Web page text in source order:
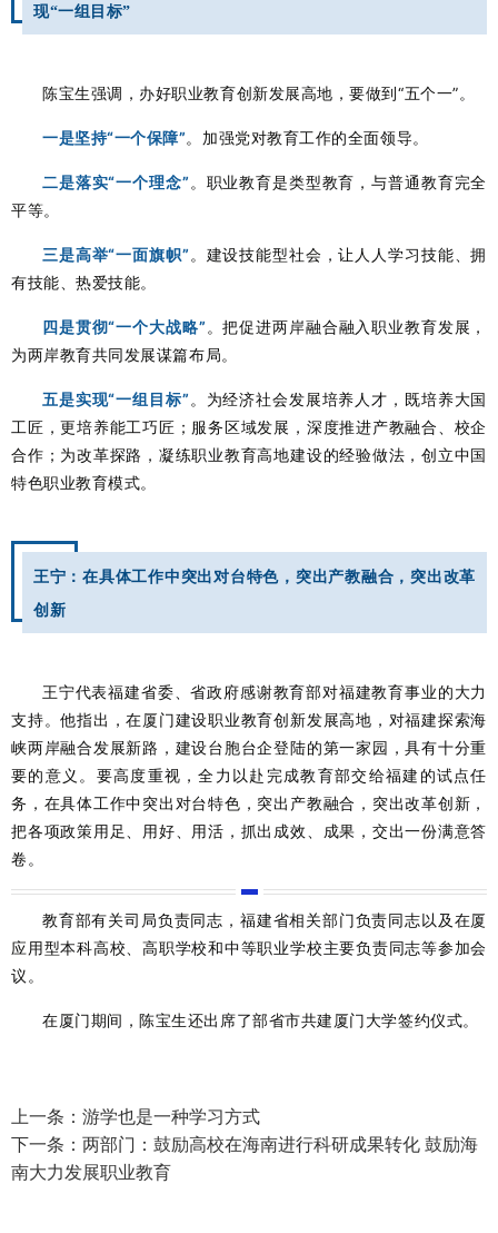
现“一组目标”
陈宝生强调，办好职业教育创新发展高地，要做到“五个一”。
一是坚持“一个保障”。加强党对教育工作的全面领导。
二是落实“一个理念”。职业教育是类型教育，与普通教育完全
平等。
三是高举“一面旗帜”。建设技能型社会，让人人学习技能、拥
有技能、热爱技能。
四是贯彻“一个大战略”。把促进两岸融合融入职业教育发展，
为两岸教育共同发展谋篇布局。
五是实现“一组目标”。为经济社会发展培养人才，既培养大国
工匠，更培养能工巧匠；服务区域发展，深度推进产教融合、校企
合作；为改革探路，凝练职业教育高地建设的经验做法，创立中国
特色职业教育模式。
王宁：在具体工作中突出对台特色，突出产教融合，突出改革
创新
王宁代表福建省委、省政府感谢教育部对福建教育事业的大力
支持。他指出，在厦门建设职业教育创新发展高地，对福建探索海
峡两岸融合发展新路，建设台胞台企登陆的第一家园，具有十分重
要的意义。要高度重视，全力以赴完成教育部交给福建的试点任
务，在具体工作中突出对台特色，突出产教融合，突出改革创新，
把各项政策用足、用好、用活，抓出成效、成果，交出一份满意答
卷。
教育部有关司局负责同志，福建省相关部门负责同志以及在厦
应用型本科高校、高职学校和中等职业学校主要负责同志等参加会
议。
在厦门期间，陈宝生还出席了部省市共建厦门大学签约仪式。
上一条： 游学也是一种学习方式
下一条： 两部门：鼓励高校在海南进行科研成果转化 鼓励海
南大力发展职业教育